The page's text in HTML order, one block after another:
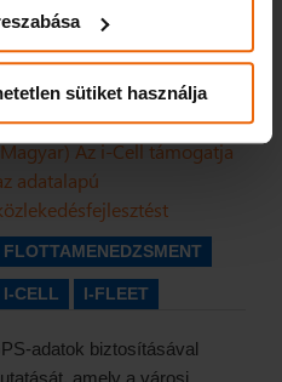
sütiket használja
more...
July 27th, 2026
Az i-Cell támogatja
adatalapú
FLOTTAMENEDZSMENT
I-CELL I-FLEET
adatok biztosításával
amely a városi